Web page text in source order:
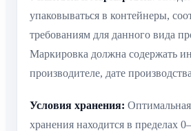
упаковываться в контейнеры,
требованиям для данного вида
Маркировка должна содержать
производителе, дате
Условия хранения:
хранения находится в пределах